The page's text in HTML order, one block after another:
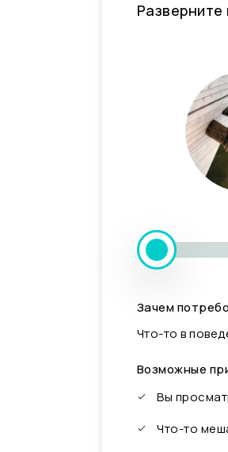
Разверните
Зачем
Что-то в
Возможные
Вы
Что-то